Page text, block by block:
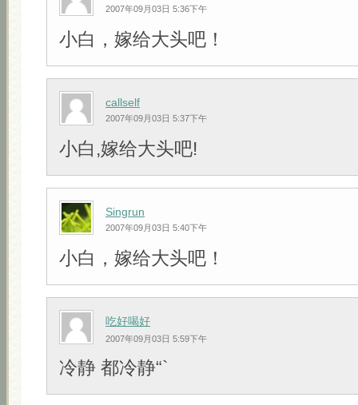
2007年09月03日 5:36下午
小白，嫁给大头吧！
callself
2007年09月03日 5:37下午
小白,嫁给大头吧!
Singrun
2007年09月03日 5:40下午
小白，嫁给大头吧！
吃好喝好
2007年09月03日 5:59下午
冷静 都冷静“`